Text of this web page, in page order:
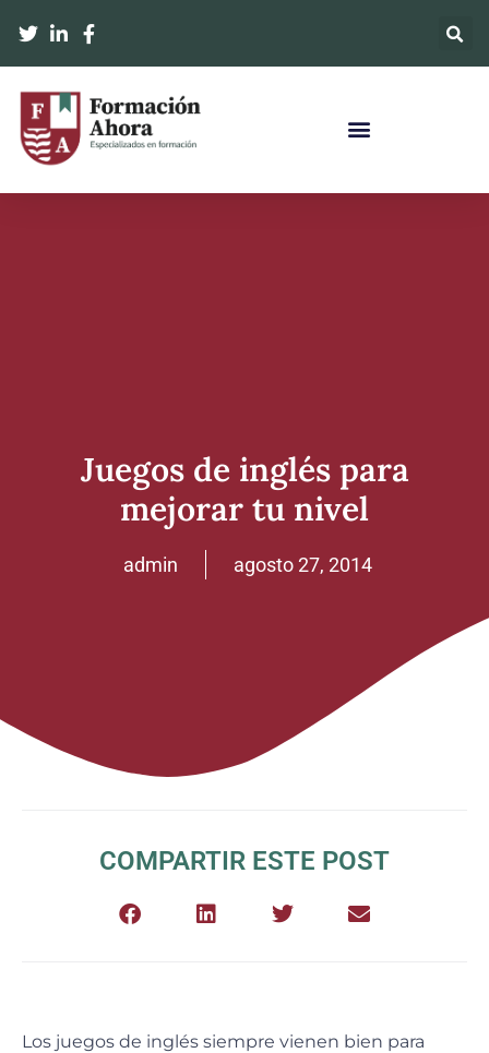
Juegos de inglés para
mejorar tu nivel
admin agosto 27, 2014
COMPARTIR ESTE POST
Los juegos de inglés siempre vienen bien para